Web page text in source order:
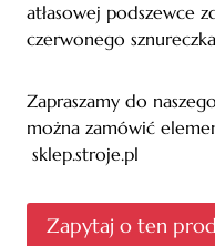
atłasowej podszewce
czerwonego sznureczka
Zapraszamy do
można zamówić
sklep.stroje.pl
Zapytaj o ten